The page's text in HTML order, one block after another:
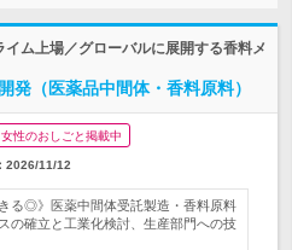
ム上場／グローバルに展開する香料メ
発（医薬品中間体・香料原料）
女性のおしごと掲載中
2026/11/12
る◎》医薬中間体受託製造・香料原料
の確立と工業化検討、生産部門への技